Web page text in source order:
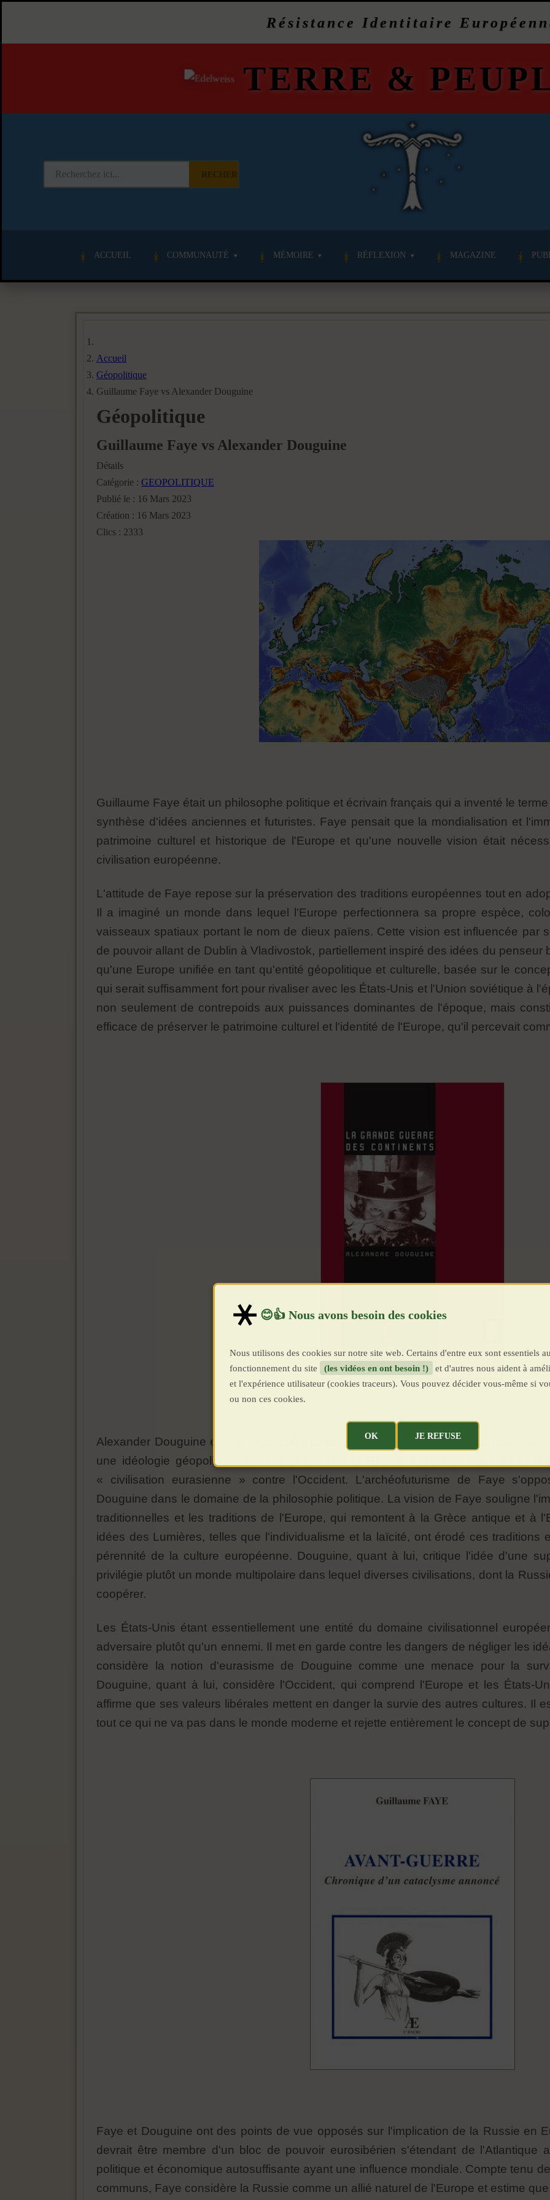
Résistance Identitaire
TERRE &
ACCUEIL COMMUNAUTÉ MÉMOIRE RÉFLEXION MAGAZINE
Accueil
Géopolitique
Guillaume Faye vs Alexander Douguine
Géopolitique
Guillaume Faye vs Alexander Douguine
Détails
Catégorie : GEOPOLITIQUE
Publié le : 16 Mars 2023
Création : 16 Mars 2023
Clics : 2333
Guillaume Faye était un philosophe politique et écrivain français qui a inventé le terme
synthèse d'idées anciennes et futuristes. Faye pensait que la mondialisation et
patrimoine culturel et historique de l'Europe et qu'une nouvelle vision était
civilisation européenne.
L'attitude de Faye repose sur la préservation des traditions européennes tout en
Il a imaginé un monde dans lequel l'Europe perfectionnera sa propre espèce,
vaisseaux spatiaux portant le nom de dieux païens. Cette vision est influencée par
de pouvoir allant de Dublin à Vladivostok, partiellement inspiré des idées du penseur
qu'une Europe unifiée en tant qu'entité géopolitique et culturelle, basée sur le
qui serait suffisamment fort pour rivaliser avec les États-Unis et l'Union soviétique à
non seulement de contrepoids aux puissances dominantes de l'époque, mais
efficace de préserver le patrimoine culturel et l'identité de l'Europe, qu'il percevait
Alexander Douguine est un philosophe politique et activiste russe controversé,
une idéologie géopolitique qui cherche à unir la Russie à d'autres pays de la
« civilisation eurasienne » contre l'Occident. L'archéofuturisme de Faye
Douguine dans le domaine de la philosophie politique. La vision de Faye souligne
traditionnelles et les traditions de l'Europe, qui remontent à la Grèce antique et à
idées des Lumières, telles que l'individualisme et la laïcité, ont érodé ces traditions
pérennité de la culture européenne. Douguine, quant à lui, critique l'idée d'une
privilégie plutôt un monde multipolaire dans lequel diverses civilisations, dont la
coopérer.
Les États-Unis étant essentiellement une entité du domaine civilisationnel
adversaire plutôt qu'un ennemi. Il met en garde contre les dangers de négliger les
considère la notion d'eurasisme de Douguine comme une menace pour la
Douguine, quant à lui, considère l'Occident, qui comprend l'Europe et les États-
affirme que ses valeurs libérales mettent en danger la survie des autres cultures. Il
tout ce qui ne va pas dans le monde moderne et rejette entièrement le concept de
Faye et Douguine ont des points de vue opposés sur l'implication de la Russie en
devrait être membre d'un bloc de pouvoir eurosibérien s'étendant de l'Atlantique
politique et économique autosuffisante ayant une influence mondiale. Compte tenu
communs, Faye considère la Russie comme un allié naturel de l'Europe et estime
Nous utilisons des cookies sur notre site web. Certains d'entre eux sont essentiels au
fonctionnement du site
(les vidéos en ont besoin !)
et d'autres nous aident à
et l'expérience utilisateur (cookies traceurs). Vous pouvez décider vous-même si
ou non ces cookies.
OK JE REFUSE